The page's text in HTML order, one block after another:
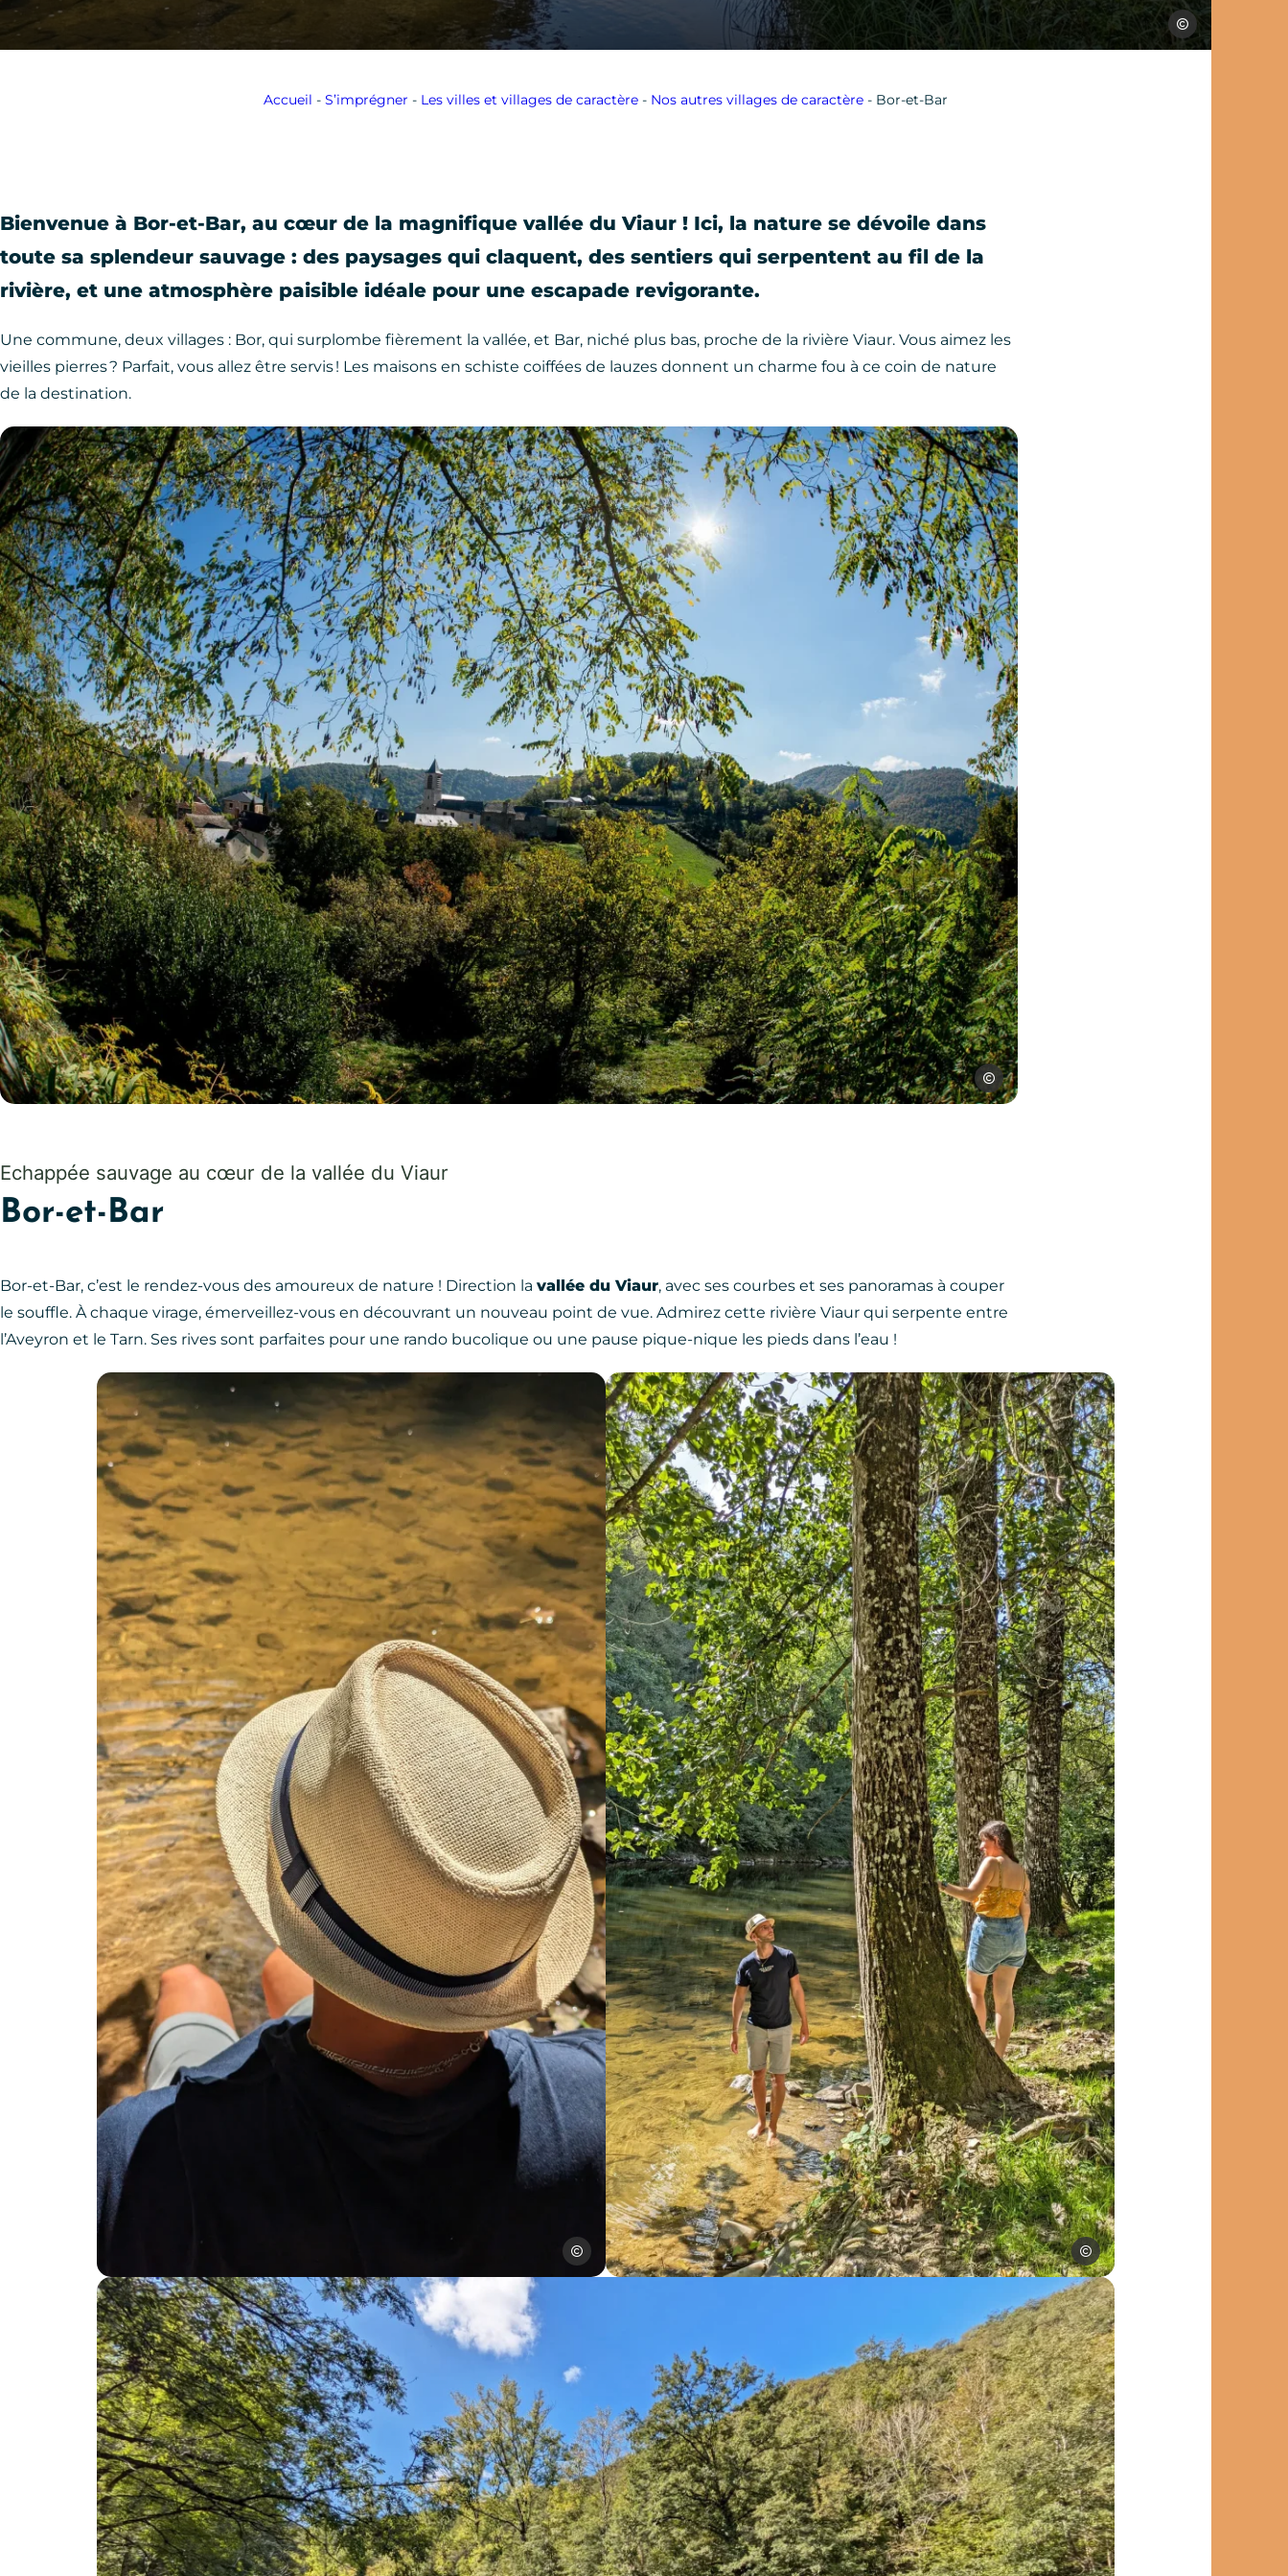
SPL Ouest Aveyron
Accueil - S’imprégner - Les villes et villages de caractère - Nos autres villages de caractère - Bor-et-Bar
Bienvenue à Bor-et-Bar, au cœur de la magnifique vallée du Viaur ! Ici, la nature se dévoile dans
toute sa splendeur sauvage : des paysages qui claquent, des sentiers qui serpentent au fil de la
rivière, et une atmosphère paisible idéale pour une escapade revigorante.
Une commune, deux villages : Bor, qui surplombe fièrement la vallée, et Bar, niché plus bas, proche de la rivière Viaur. Vous aimez les
vieilles pierres ? Parfait, vous allez être servis ! Les maisons en schiste coiffées de lauzes donnent un charme fou à ce coin de nature
de la destination.
Bor et Bar, © Sylvie Bosc
Sylvie Bosc
Echappée sauvage au cœur de la vallée du Viaur
Bor-et-Bar
Bor-et-Bar, c’est le rendez-vous des amoureux de nature ! Direction la vallée du Viaur, avec ses courbes et ses panoramas à couper
le souffle. À chaque virage, émerveillez-vous en découvrant un nouveau point de vue. Admirez cette rivière Viaur qui serpente entre
l’Aveyron et le Tarn. Ses rives sont parfaites pour une rando bucolique ou une pause pique-nique les pieds dans l’eau !
SPL Ouest Aveyron Tourisme
Bor-et-Bar, vallée du Viaur, © SPL Ouest Aveyron Tourisme
SPL Ouest Aveyron Tourisme